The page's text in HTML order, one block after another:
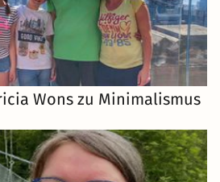
Wons zu Minimalismus